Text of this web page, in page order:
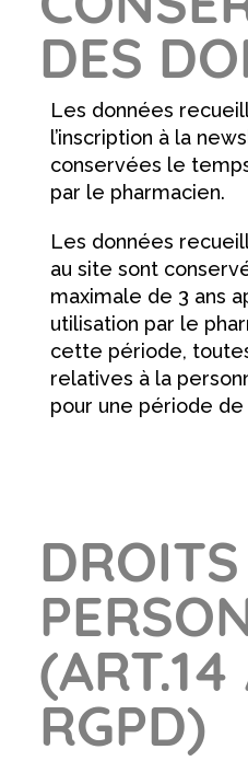
DES
Les données
l’inscription à la
conservées le
par le pharmacien.
Les données
au site sont
maximale de 3 ans
utilisation par le
cette période,
relatives à la
pour une période de
(ART.14
RGPD)